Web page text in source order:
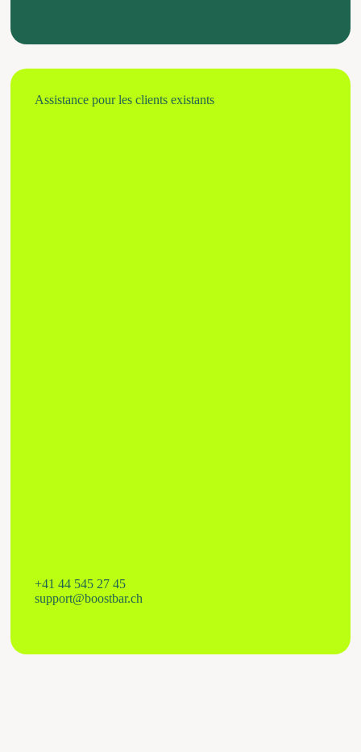
Assistance pour les clients existants
+41 44 545 27 45
support@boostbar.ch